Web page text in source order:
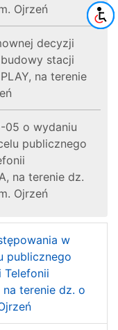
Ojrzeń
decyzji
stacji
na terenie
05 o wydaniu
publicznego
na terenie dz.
Ojrzeń
w
publicznego
Telefonii
terenie dz. o